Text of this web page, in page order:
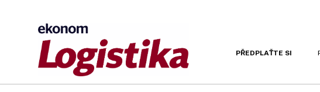
PŘEDPLAŤTE SI